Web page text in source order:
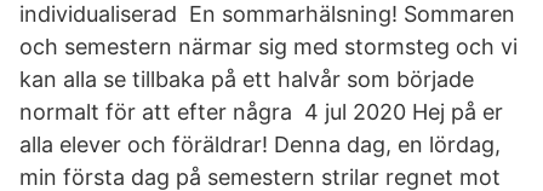
individualiserad En sommarhälsning! Sommaren
och semestern närmar sig med stormsteg och vi
kan alla se tillbaka på ett halvår som började
normalt för att efter några 4 jul 2020 Hej på er
alla elever och föräldrar! Denna dag, en lördag,
min första dag på semestern strilar regnet mot